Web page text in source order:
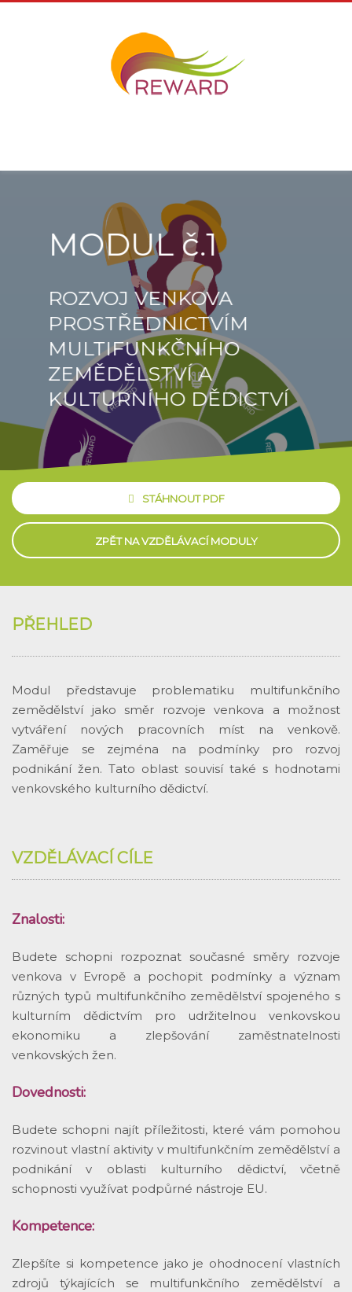
MODUL č.1
ROZVOJ VENKOVA
PROSTŘEDNICTVÍM
MULTIFUNKČNÍHO
ZEMĚDĚLSTVÍ A
KULTURNÍHO DĚDICTVÍ
STÁHNOUT PDF
ZPĚT NA VZDĚLÁVACÍ MODULY
PŘEHLED
Modul představuje problematiku multifunkčního
zemědělství jako směr rozvoje venkova a možnost
vytváření nových pracovních míst na venkově.
Zaměřuje se zejména na podmínky pro rozvoj
podnikání žen. Tato oblast souvisí také s hodnotami
venkovského kulturního dědictví.
VZDĚLÁVACÍ CÍLE
Znalosti:
Budete schopni rozpoznat současné směry rozvoje
venkova v Evropě a pochopit podmínky a význam
různých typů multifunkčního zemědělství spojeného s
kulturním dědictvím pro udržitelnou venkovskou
ekonomiku a zlepšování zaměstnatelnosti
venkovských žen.
Dovednosti:
Budete schopni najít příležitosti, které vám pomohou
rozvinout vlastní aktivity v multifunkčním zemědělství a
podnikání v oblasti kulturního dědictví, včetně
schopnosti využívat podpůrné nástroje EU.
Kompetence:
Zlepšíte si kompetence jako je ohodnocení vlastních
zdrojů týkajících se multifunkčního zemědělství a